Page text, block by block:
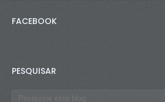
FACEBOOK
PESQUISAR